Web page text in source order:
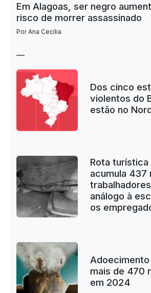
Em Alagoas, ser negro
risco de morrer assassinado
Por Ana Cecília
—
Dos cinco
violentos do
estão no
Rota
acumula 437
análogo à
os
mais de 470
em 2024